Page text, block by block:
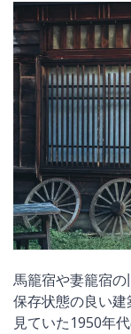
馬籠宿や妻籠宿の
保存状態の良い
見ていた1950年